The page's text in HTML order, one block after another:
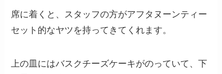
席に着くと、スタッフの方がアフタヌーンティー
セット的なヤツを持ってきてくれます。
上の皿にはバスクチーズケーキがのっていて、下